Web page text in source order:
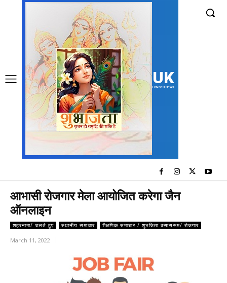
UK
LONDON NEWS
आभासी रोजगार मेला आयोजित करेगा जैन
ऑनलाइन
शहरनामा/ चलते हुए स्थानीय समाचार शैक्षणिक समाचार / शुभजिता क्सासरूम/ रोजगार
March 11, 2022